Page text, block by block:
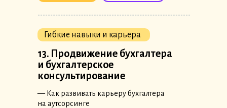
13. Продвижение бухгалтера
и бухгалтерское
консультирование
— Как развивать карьеру бухгалтера
на аутсорсинге
Гибкие навыки и карьера